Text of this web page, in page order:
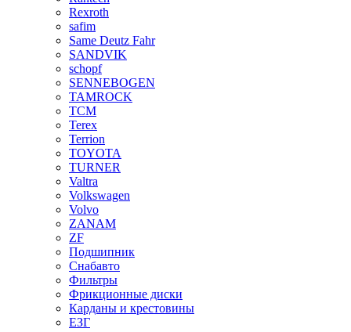
Rexroth
safim
Same Deutz Fahr
SANDVIK
schopf
SENNEBOGEN
TAMROCK
TCM
Terex
Terrion
TOYOTA
TURNER
Valtra
Volkswagen
Volvo
ZANAM
ZF
Подшипник
Снабавто
Фильтры
Фрикционные диски
Карданы и крестовины
ЕЗГ